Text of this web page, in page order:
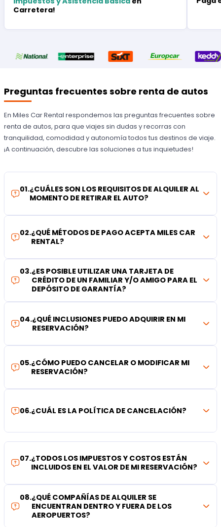
Carretera!
Preguntas frecuentes sobre renta de autos
En Miles Car Rental respondemos las preguntas frecuentes sobre
renta de autos, para que viajes sin dudas y recorras con
tranquilidad, comodidad y autonomía todos tus destinos de viaje.
¡A continuación, descubre las soluciones a tus inquietudes!
01.¿CUÁLES SON LOS REQUISITOS DE ALQUILER AL
MOMENTO DE RETIRAR EL AUTO?
02.¿QUÉ MÉTODOS DE PAGO ACEPTA MILES CAR
RENTAL?
03.¿ES POSIBLE UTILIZAR UNA TARJETA DE
CRÉDITO DE UN FAMILIAR Y/O AMIGO PARA EL
DEPÓSITO DE GARANTÍA?
04.¿QUÉ INCLUSIONES PUEDO ADQUIRIR EN MI
RESERVACIÓN?
05.¿CÓMO PUEDO CANCELAR O MODIFICAR MI
RESERVACIÓN?
06.¿CUÁL ES LA POLÍTICA DE CANCELACIÓN?
07.¿TODOS LOS IMPUESTOS Y COSTOS ESTÁN
INCLUIDOS EN EL VALOR DE MI RESERVACIÓN?
08.¿QUÉ COMPAÑÍAS DE ALQUILER SE
ENCUENTRAN DENTRO Y FUERA DE LOS
AEROPUERTOS?